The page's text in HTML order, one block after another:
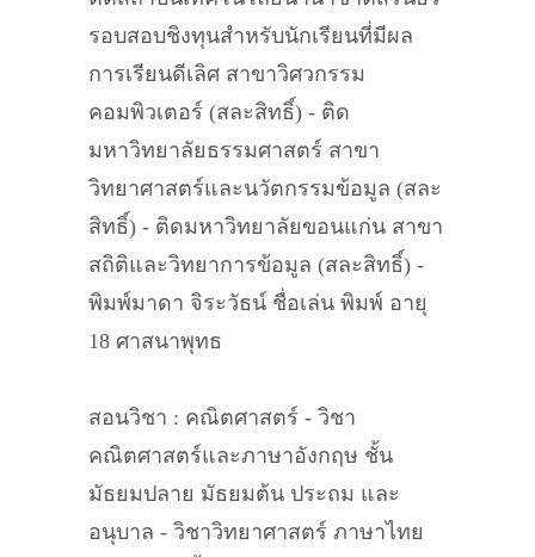
รอบสอบชิงทุนสำหรับนักเรียนที่มีผล
การเรียนดีเลิศ สาขาวิศวกรรม
คอมพิวเตอร์ (สละสิทธิ์) - ติด
มหาวิทยาลัยธรรมศาสตร์ สาขา
วิทยาศาสตร์และนวัตกรรมข้อมูล (สละ
สิทธิ์) - ติดมหาวิทยาลัยขอนแก่น สาขา
สถิติและวิทยาการข้อมูล (สละสิทธิ์) -
พิมพ์มาดา จิระวัธน์ ชื่อเล่น พิมพ์ อายุ
18 ศาสนาพุทธ
สอนวิชา : คณิตศาสตร์ - วิชา
คณิตศาสตร์และภาษาอังกฤษ ชั้น
มัธยมปลาย มัธยมต้น ประถม และ
อนุบาล - วิชาวิทยาศาสตร์ ภาษาไทย